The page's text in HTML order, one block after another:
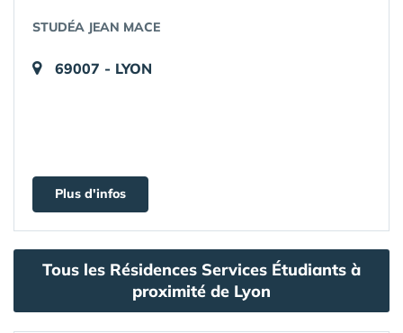
STUDÉA JEAN MACE
69007 - LYON
Plus d'infos
Tous les Résidences Services Étudiants à
proximité de Lyon